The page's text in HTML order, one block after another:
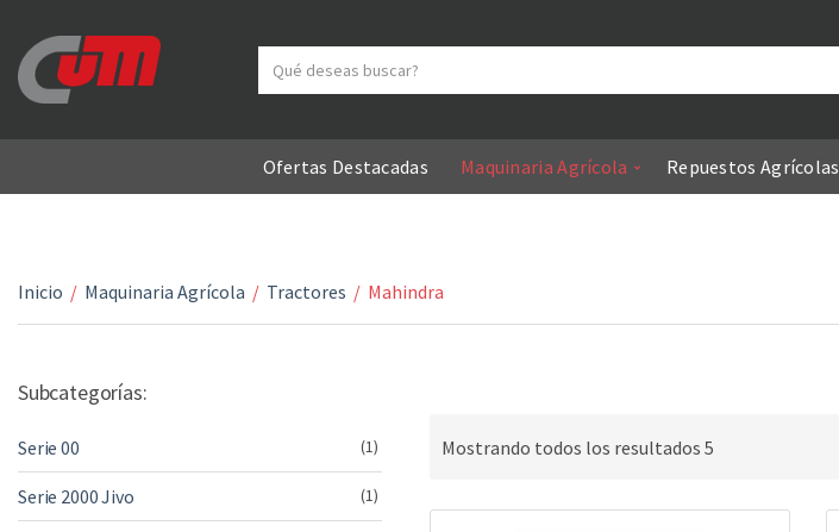
Ofertas Destacadas Maquinaria Agrícola Repuestos Agrícolas
Inicio / Maquinaria Agrícola / Tractores / Mahindra
Mostrando todos los resultados 5
Subcategorías:
Serie 00 (1)
Serie 2000 Jivo (1)